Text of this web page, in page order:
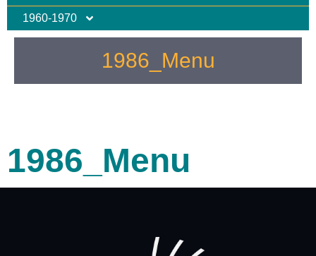
1960-1970
1986_Menu
1986_Menu